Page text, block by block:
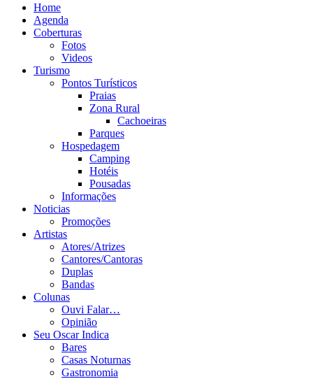
Home
Agenda
Coberturas
Fotos
Videos
Turismo
Pontos Turísticos
Praias
Zona Rural
Cachoeiras
Parques
Hospedagem
Camping
Hotéis
Pousadas
Informações
Noticias
Promoções
Artistas
Atores/Atrizes
Cantores/Cantoras
Duplas
Bandas
Colunas
Ouvi Falar…
Opinião
Seu Oscar Indica
Bares
Casas Noturnas
Gastronomia